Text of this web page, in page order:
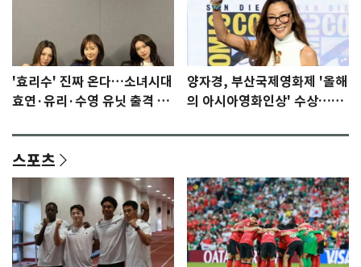
'효리수' 진짜 온다…소녀시대
효연·유리·수영 유닛 출격 [N
양자경, 부산국제영화제 '올해
의 아시아영화인상' 수상…15
스포츠